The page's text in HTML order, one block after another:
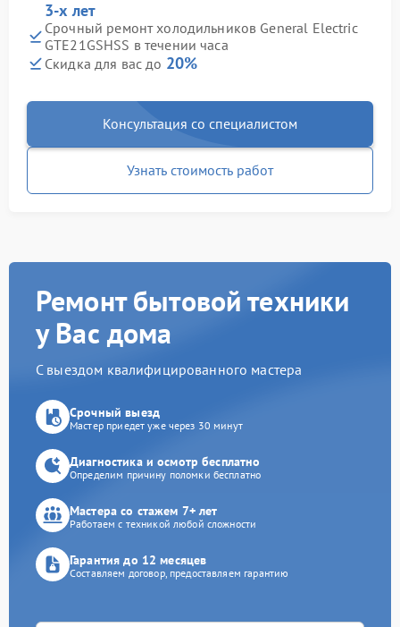
3-х лет
Срочный ремонт холодильников General Electric
GTE21GSHSS в течении часа
Скидка для вас до 20%
Консультация со специалистом
Узнать стоимость работ
Ремонт бытовой техники
у Вас дома
С выездом квалифицированного мастера
Срочный выезд
Мастер приедет уже через 30 минут
Диагностика и осмотр бесплатно
Определим причину поломки бесплатно
Мастера со стажем 7+ лет
Работаем с техникой любой сложности
Гарантия до 12 месяцев
Составляем договор, предоставляем гарантию